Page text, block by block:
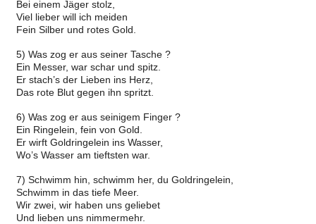
Bei einem Jäger stolz,
Viel lieber will ich meiden
Fein Silber und rotes Gold.
5) Was zog er aus seiner Tasche ?
Ein Messer, war schar und spitz.
Er stach’s der Lieben ins Herz,
Das rote Blut gegen ihn spritzt.
6) Was zog er aus seinigem Finger ?
Ein Ringelein, fein von Gold.
Er wirft Goldringelein ins Wasser,
Wo’s Wasser am tieftsten war.
7) Schwimm hin, schwimm her, du Goldringelein,
Schwimm in das tiefe Meer.
Wir zwei, wir haben uns geliebet
Und lieben uns nimmermehr.